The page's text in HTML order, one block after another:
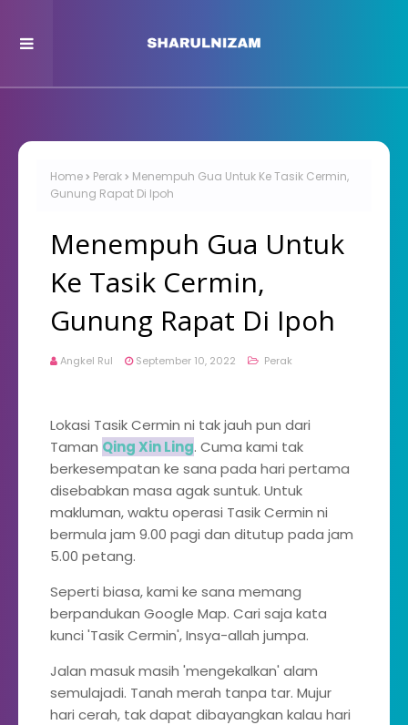
Home Perak
Menempuh Gua Untuk Ke Tasik Cermin,
Gunung Rapat Di Ipoh
Menempuh Gua Untuk
Ke Tasik Cermin,
Gunung Rapat Di Ipoh
Angkel Rul September 10, 2022 Perak
Lokasi Tasik Cermin ni tak jauh pun dari
Taman Qing Xin Ling. Cuma kami tak
berkesempatan ke sana pada hari pertama
disebabkan masa agak suntuk. Untuk
makluman, waktu operasi Tasik Cermin ni
bermula jam 9.00 pagi dan ditutup pada jam
5.00 petang.
Seperti biasa, kami ke sana memang
berpandukan Google Map. Cari saja kata
kunci 'Tasik Cermin', Insya-allah jumpa.
Jalan masuk masih 'mengekalkan' alam
semulajadi. Tanah merah tanpa tar. Mujur
hari cerah, tak dapat dibayangkan kalau hari